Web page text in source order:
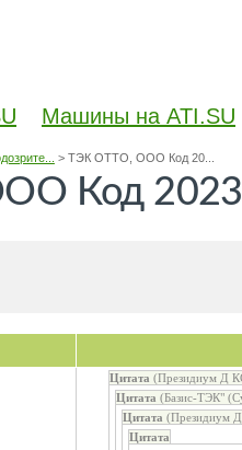
Машины на ATI.SU
> ТЭК ОТТО, ООО Код 20...
Код
Цитата (Президиум Д
Цитата (Базис-ТЭК"
Цитата (Президиум
Цитата